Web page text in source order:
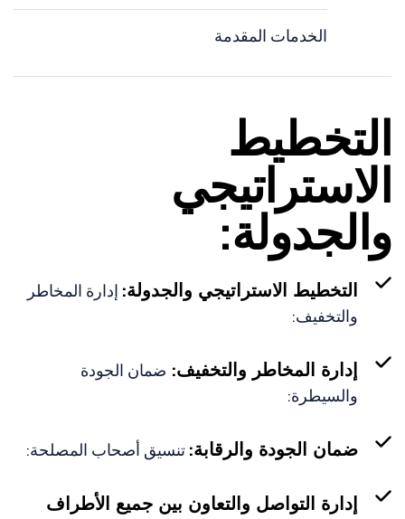
الخدمات المقدمة
التخطيط
الاستراتيجي
والجدولة:
التخطيط الاستراتيجي والجدولة: إدارة المخاطر
والتخفيف:
إدارة المخاطر والتخفيف: ضمان الجودة
والسيطرة:
ضمان الجودة والرقابة: تنسيق أصحاب المصلحة:
إدارة التواصل والتعاون بين جميع الأطراف